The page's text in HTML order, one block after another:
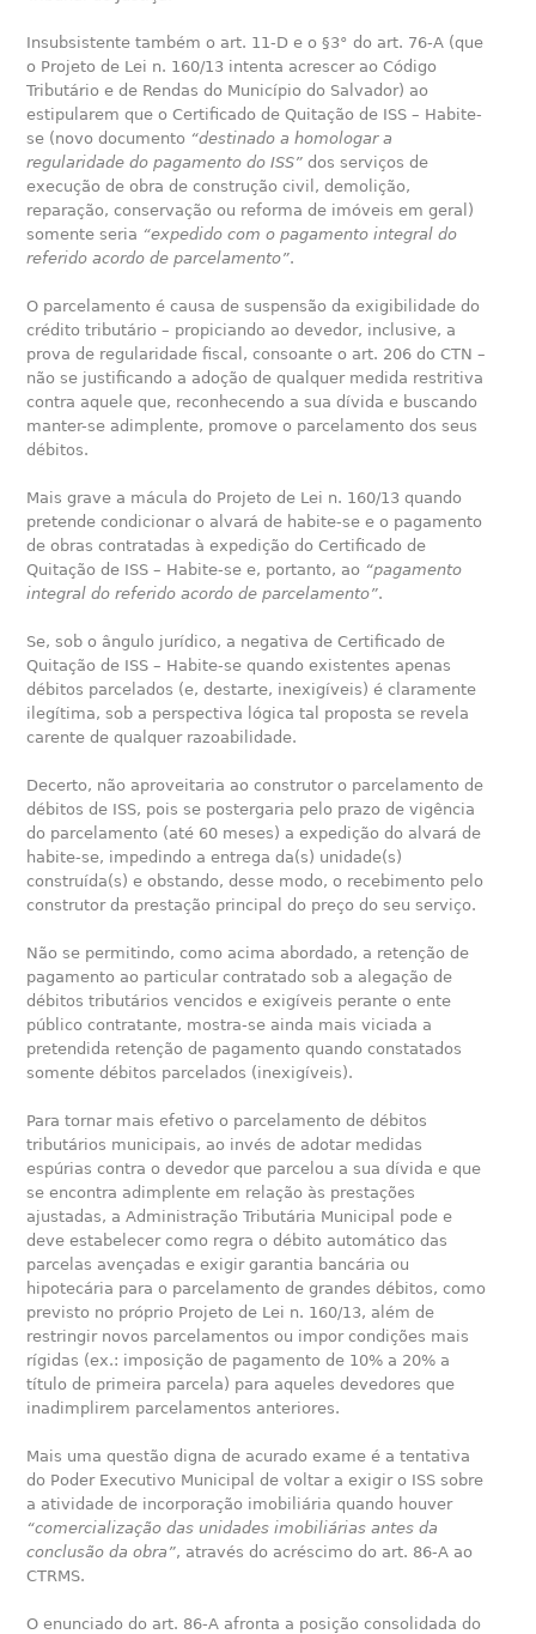
Insubsistente também o art. 11-D e o §3° do art. 76-A (que
o Projeto de Lei n. 160/13 intenta acrescer ao Código
Tributário e de Rendas do Município do Salvador) ao
estipularem que o Certificado de Quitação de ISS – Habite-
se (novo documento “destinado a homologar a
regularidade do pagamento do ISS” dos serviços de
execução de obra de construção civil, demolição,
reparação, conservação ou reforma de imóveis em geral)
somente seria “expedido com o pagamento integral do
referido acordo de parcelamento”.
O parcelamento é causa de suspensão da exigibilidade do
crédito tributário – propiciando ao devedor, inclusive, a
prova de regularidade fiscal, consoante o art. 206 do CTN –
não se justificando a adoção de qualquer medida restritiva
contra aquele que, reconhecendo a sua dívida e buscando
manter-se adimplente, promove o parcelamento dos seus
débitos.
Mais grave a mácula do Projeto de Lei n. 160/13 quando
pretende condicionar o alvará de habite-se e o pagamento
de obras contratadas à expedição do Certificado de
Quitação de ISS – Habite-se e, portanto, ao “pagamento
integral do referido acordo de parcelamento”.
Se, sob o ângulo jurídico, a negativa de Certificado de
Quitação de ISS – Habite-se quando existentes apenas
débitos parcelados (e, destarte, inexigíveis) é claramente
ilegítima, sob a perspectiva lógica tal proposta se revela
carente de qualquer razoabilidade.
Decerto, não aproveitaria ao construtor o parcelamento de
débitos de ISS, pois se postergaria pelo prazo de vigência
do parcelamento (até 60 meses) a expedição do alvará de
habite-se, impedindo a entrega da(s) unidade(s)
construída(s) e obstando, desse modo, o recebimento pelo
construtor da prestação principal do preço do seu serviço.
Não se permitindo, como acima abordado, a retenção de
pagamento ao particular contratado sob a alegação de
débitos tributários vencidos e exigíveis perante o ente
público contratante, mostra-se ainda mais viciada a
pretendida retenção de pagamento quando constatados
somente débitos parcelados (inexigíveis).
Para tornar mais efetivo o parcelamento de débitos
tributários municipais, ao invés de adotar medidas
espúrias contra o devedor que parcelou a sua dívida e que
se encontra adimplente em relação às prestações
ajustadas, a Administração Tributária Municipal pode e
deve estabelecer como regra o débito automático das
parcelas avençadas e exigir garantia bancária ou
hipotecária para o parcelamento de grandes débitos, como
previsto no próprio Projeto de Lei n. 160/13, além de
restringir novos parcelamentos ou impor condições mais
rígidas (ex.: imposição de pagamento de 10% a 20% a
título de primeira parcela) para aqueles devedores que
inadimplirem parcelamentos anteriores.
Mais uma questão digna de acurado exame é a tentativa
do Poder Executivo Municipal de voltar a exigir o ISS sobre
a atividade de incorporação imobiliária quando houver
“comercialização das unidades imobiliárias antes da
conclusão da obra”, através do acréscimo do art. 86-A ao
CTRMS.
O enunciado do art. 86-A afronta a posição consolidada do